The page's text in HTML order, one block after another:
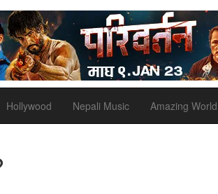
Hollywood Nepali Music Amazing World